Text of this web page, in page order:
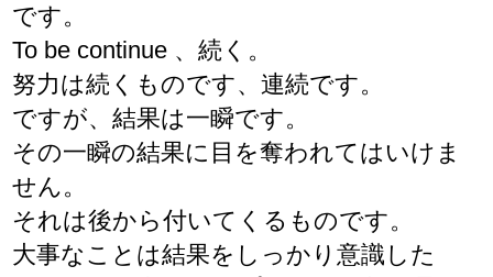
です。
To be continue 、続く。
努力は続くものです、連続です。
ですが、結果は一瞬です。
その一瞬の結果に目を奪われてはいけま
せん。
それは後から付いてくるものです。
大事なことは結果をしっかり意識した